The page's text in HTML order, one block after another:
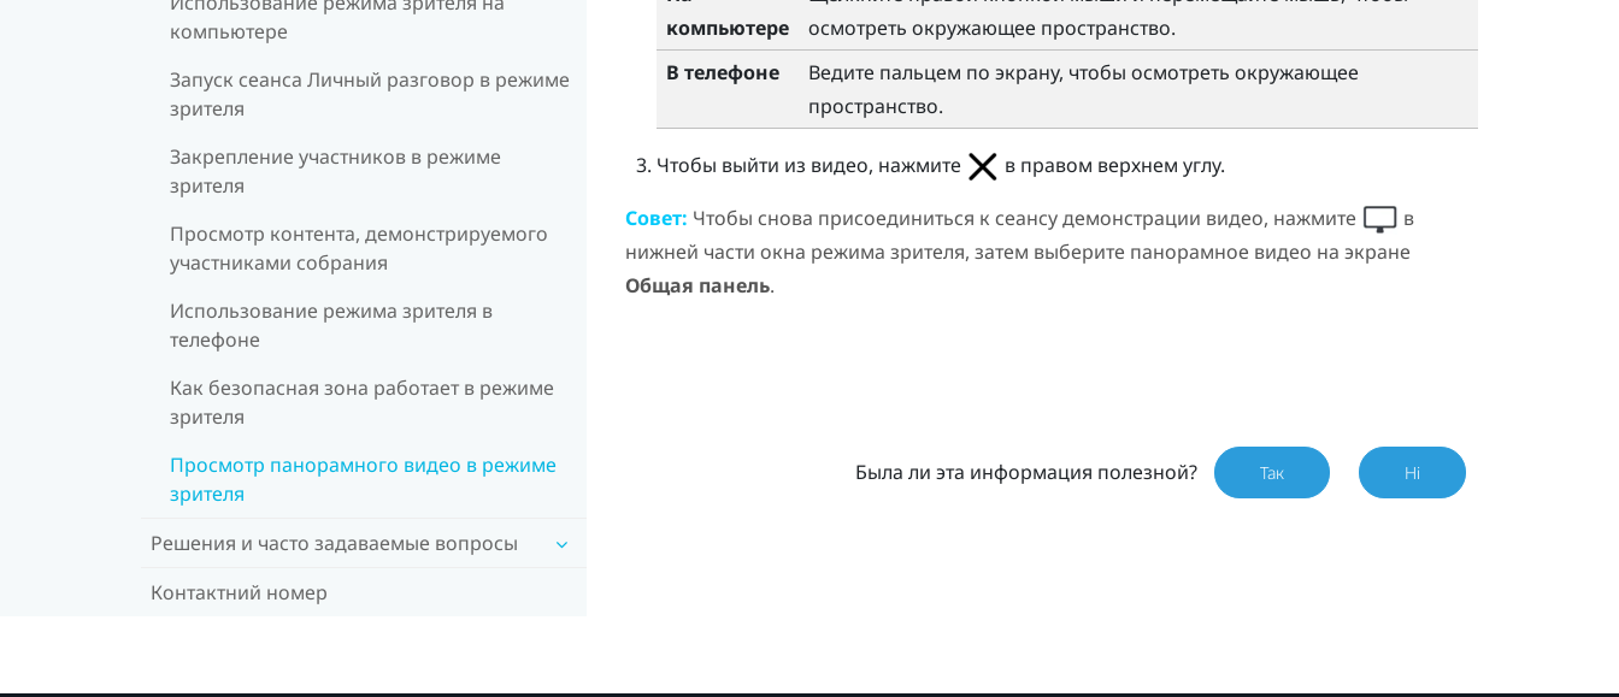
компьютере
Запуск сеанса Личный разговор в режиме
зрителя
Закрепление участников в режиме
зрителя
Просмотр контента, демонстрируемого
участниками собрания
Использование режима зрителя в
телефоне
Как безопасная зона работает в режиме
зрителя
Просмотр панорамного видео в режиме
зрителя
Решения и часто задаваемые вопросы
Контактний номер
компьютере
осмотреть окружающее пространство.
В телефоне
Ведите пальцем по экрану, чтобы осмотреть окружающее
пространство.
Чтобы выйти из видео, нажмите в правом верхнем углу.
Совет: Чтобы снова присоединиться к сеансу демонстрации видео, нажмите
в
нижней части окна режима зрителя, затем выберите панорамное видео на экране
Общая панель.
Была ли эта информация полезной? Так Ні